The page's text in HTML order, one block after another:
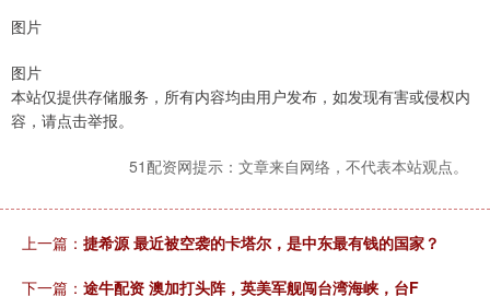
图片
图片
本站仅提供存储服务，所有内容均由用户发布，如发现有害或侵权内
容，请点击举报。
51配资网提示：文章来自网络，不代表本站观点。
上一篇： 捷希源 最近被空袭的卡塔尔，是中东最有钱的国家？
下一篇： 途牛配资 澳加打头阵，英美军舰闯台湾海峡，台F